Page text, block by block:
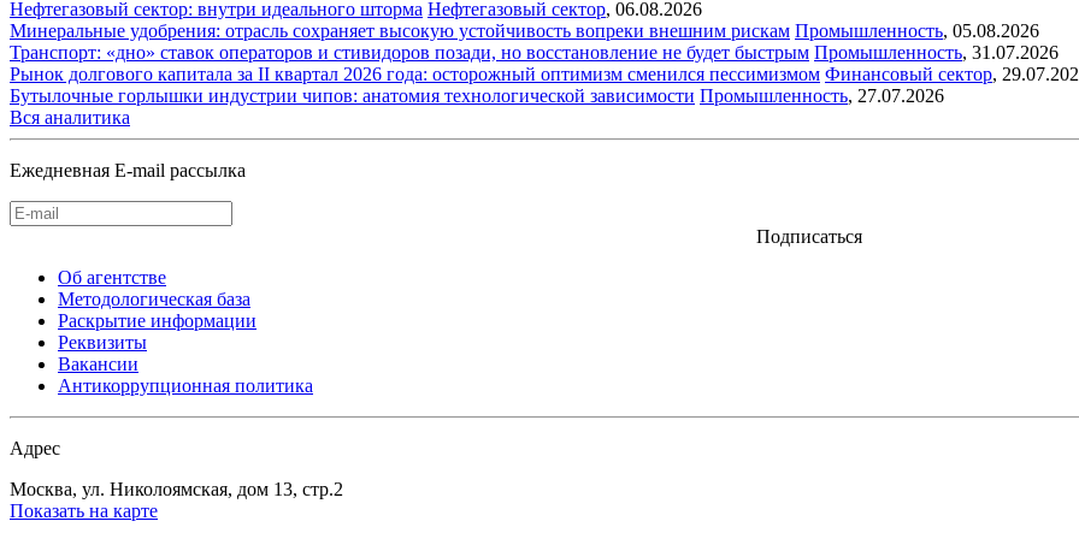
Нефтегазовый сектор: внутри идеального шторма Нефтегазовый сектор, 06.08.2026
Минеральные удобрения: отрасль сохраняет высокую устойчивость вопреки внешним рискам Промышленность, 05.08.2026
Транспорт: «дно» ставок операторов и стивидоров позади, но восстановление не будет быстрым Промышленность, 31.07.2026
Рынок долгового капитала за II квартал 2026 года: осторожный оптимизм сменился пессимизмом Финансовый сектор,
Бутылочные горлышки индустрии чипов: анатомия технологической зависимости Промышленность, 27.07.2026
Вся аналитика
Ежедневная E-mail рассылка
Подписаться
Об агентстве
Методологическая база
Раскрытие информации
Реквизиты
Вакансии
Антикоррупционная политика
Адрес
Москва, ул. Николоямская, дом 13, стр.2
Показать на карте